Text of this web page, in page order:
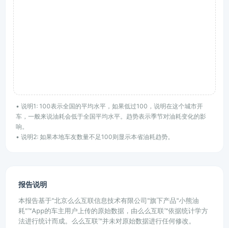
• 说明1: 100表示全国的平均水平，如果低过100，说明在这个城市开
车，一般来说油耗会低于全国平均水平。趋势表示季节对油耗变化的影
响。
• 说明2: 如果本地车友数量不足100则显示本省油耗趋势。
报告说明
本报告基于"北京么么互联信息技术有限公司"旗下产品"小熊油
耗"™App的车主用户上传的原始数据，由么么互联™依据统计学方
法进行统计而成。么么互联™并未对原始数据进行任何修改。